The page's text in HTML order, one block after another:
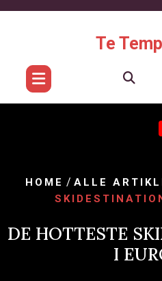
Te
HOME / ALLE
DE HOTTESTE
I